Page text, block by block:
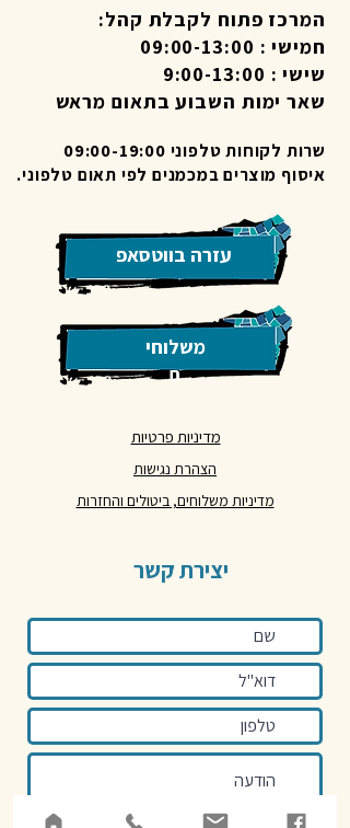
המרכז פתוח לקבלת קהל:
חמישי : 09:00-13:00
שישי : 9:00-13:00
שאר ימות השבוע בתאום מראש
שרות לקוחות טלפוני 09:00-19:00
איסוף מוצרים במכמנים לפי תאום טלפוני.
עזרה בווטסאפ
משלוחי
ם
מדיניות פרטיות
הצהרת נגישות
מדיניות משלוחים, ביטולים והחזרות
יצירת קשר